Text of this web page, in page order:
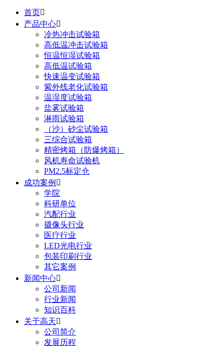
首页
产品中心
冷热冲击试验箱
高低温冲击试验箱
恒温恒湿试验箱
高低温试验箱
快速温变试验箱
紫外线老化试验箱
温湿度试验箱
盐雾试验箱
淋雨试验箱
（沙）砂尘试验箱
三综合试验箱
精密烤箱（防爆烤箱）
风机寿命试验机
PM2.5标定仓
成功案例 
学院
科研单位
汽配行业
摄像头行业
医疗行业
LED光电行业
包装印刷行业
其它案例
新闻中心
公司新闻
行业新闻
知识百科
关于高天
公司简介
发展历程